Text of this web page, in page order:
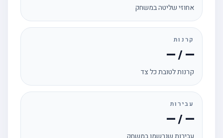
אחוזי שליטה במשחק
קרנות
— / —
קרנות לטובת כל צד
עבירות
— / —